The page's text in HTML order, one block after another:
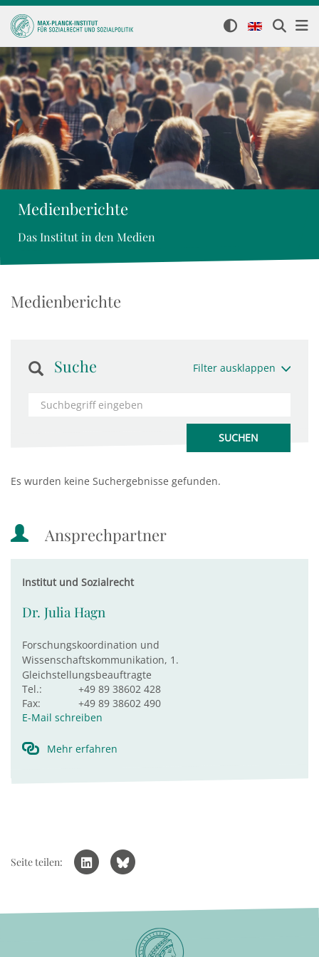
Medienberichte
Das Institut in den Medien
Medienberichte
Suche Filter ausklappen
Es wurden keine Suchergebnisse gefunden.
Ansprechpartner
Institut und Sozialrecht
Dr. Julia Hagn
Forschungskoordination und
Wissenschaftskommunikation, 1.
Gleichstellungsbeauftragte
Tel.:
+49 89 38602 428
Fax:
+49 89 38602 490
E-Mail schreiben
Mehr erfahren
Seite teilen: